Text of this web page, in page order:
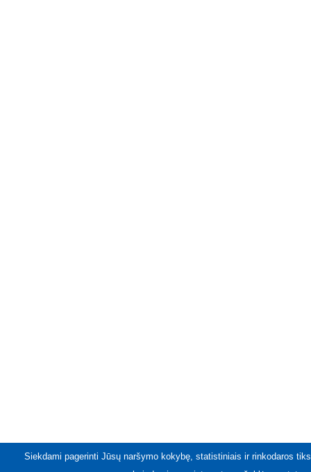
Siekdami pagerinti Jūsų naršymo kokybę, statistiniais ir rinkodaros